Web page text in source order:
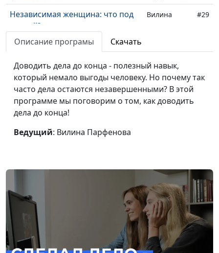
Независимая женщина: что под
маской?
Вилина
#29
Как контролировать свои
Как не бояться экзаменов?
Вилина
Парфенова
#27
Обложка жизни в социальной
Хочу быть худой! Что нужно
Вилина
Парфенова
#24
Зависимость от сериалов:
способы избавления
Вилина
Парфенова
#23
Как понять, что это твой
человек?
Вилина
Парфенова
Описание програмы Скачать
Доводить дела до конца - полезный навык,
который немало выгоды человеку. Но почему так
часто дела остаются незавершенными? В этой
программе мы поговорим о том, как доводить
дела до конца!
Ведущий: Вилина Парфенова